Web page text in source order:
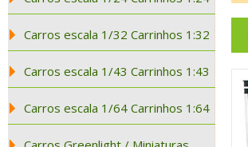
Carros escala 1/32 Carrinhos 1:32
Carros escala 1/43 Carrinhos 1:43
Carros escala 1/64 Carrinhos 1:64